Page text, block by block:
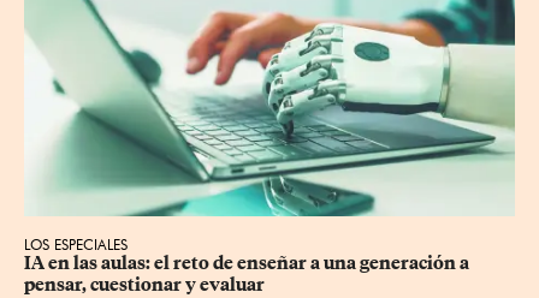
LOS ESPECIALES
IA en las aulas: el reto de enseñar a una generación a
pensar, cuestionar y evaluar